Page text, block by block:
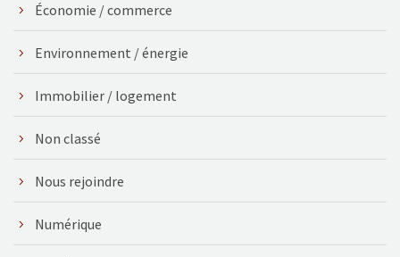
Économie / commerce
Environnement / énergie
Immobilier / logement
Non classé
Nous rejoindre
Numérique